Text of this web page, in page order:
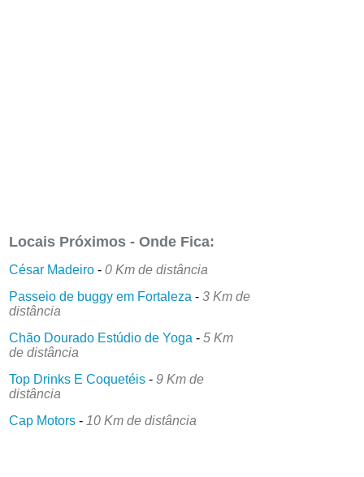
Locais Próximos - Onde Fica:
César Madeiro -0 Km de distância
Passeio de buggy em Fortaleza -3 Km de
distância
Chão Dourado Estúdio de Yoga -5 Km
de distância
Top Drinks E Coquetéis -9 Km de
distância
Cap Motors - 10 Km de distância